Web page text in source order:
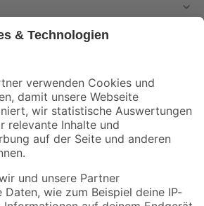
Angebote und Aktionen mehr verpassen!